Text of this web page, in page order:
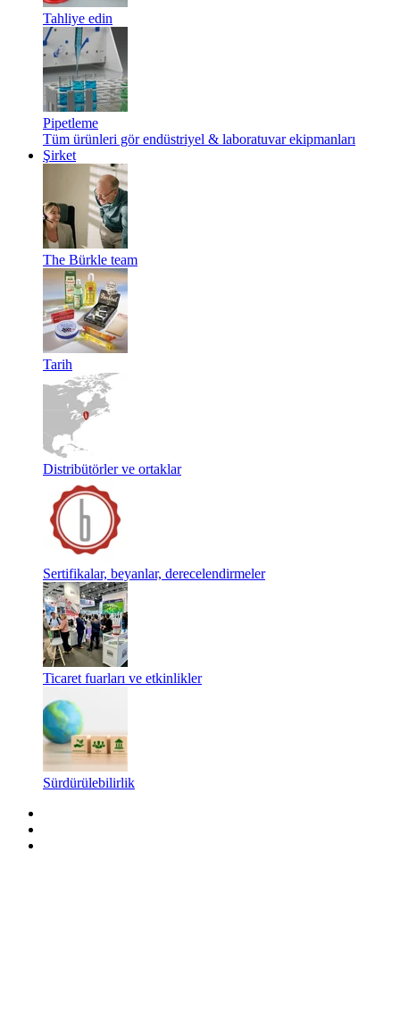
Tahliye edin
Pipetleme
Tüm ürünleri gör endüstriyel & laboratuvar ekipmanları
Şirket
The Bürkle team
Tarih
Distribütörler ve ortaklar
Sertifikalar, beyanlar, derecelendirmeler
Ticaret fuarları ve etkinlikler
Sürdürülebilirlik